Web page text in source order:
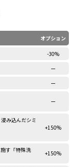
オプション
-30%
ー
ー
ー
み込んだシミ
+150%
す「特殊洗
+150%